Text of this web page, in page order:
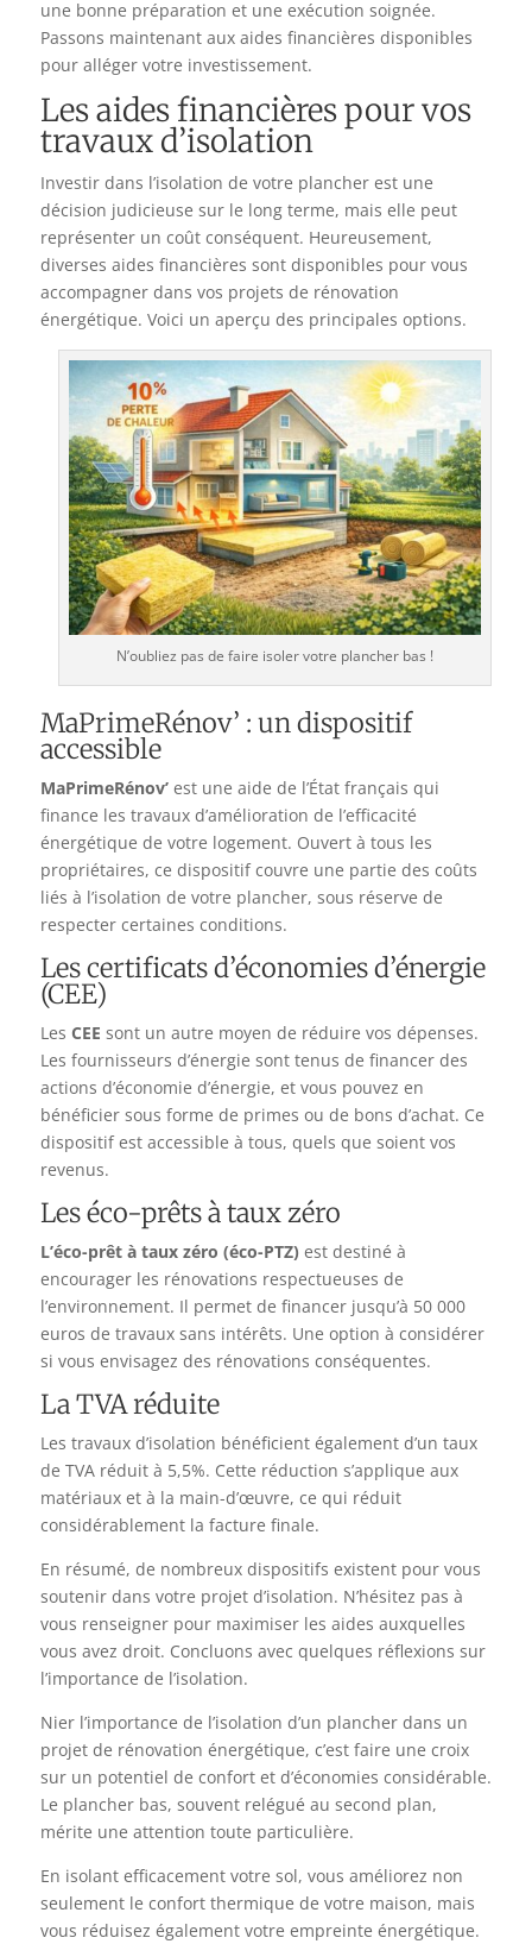
une bonne préparation et une exécution soignée.
Passons maintenant aux aides financières disponibles
pour alléger votre investissement.
Les aides financières pour vos
travaux d’isolation
Investir dans l’isolation de votre plancher est une
décision judicieuse sur le long terme, mais elle peut
représenter un coût conséquent. Heureusement,
diverses aides financières sont disponibles pour vous
accompagner dans vos projets de rénovation
énergétique. Voici un aperçu des principales options.
N’oubliez pas de faire isoler votre plancher bas !
MaPrimeRénov’ : un dispositif
accessible
MaPrimeRénov’est une aide de l’État français qui
finance les travaux d’amélioration de l’efficacité
énergétique de votre logement. Ouvert à tous les
propriétaires, ce dispositif couvre une partie des coûts
liés à l’isolation de votre plancher, sous réserve de
respecter certaines conditions.
Les certificats d’économies d’énergie
(CEE)
Les CEE sont un autre moyen de réduire vos dépenses.
Les fournisseurs d’énergie sont tenus de financer des
actions d’économie d’énergie, et vous pouvez en
bénéficier sous forme de primes ou de bons d’achat. Ce
dispositif est accessible à tous, quels que soient vos
revenus.
Les éco-prêts à taux zéro
L’éco-prêt à taux zéro (éco-PTZ) est destiné à
encourager les rénovations respectueuses de
l’environnement. Il permet de financer jusqu’à 50 000
euros de travaux sans intérêts. Une option à considérer
si vous envisagez des rénovations conséquentes.
La TVA réduite
Les travaux d’isolation bénéficient également d’un taux
de TVA réduit à 5,5%. Cette réduction s’applique aux
matériaux et à la main-d’œuvre, ce qui réduit
considérablement la facture finale.
En résumé, de nombreux dispositifs existent pour vous
soutenir dans votre projet d’isolation. N’hésitez pas à
vous renseigner pour maximiser les aides auxquelles
vous avez droit. Concluons avec quelques réflexions sur
l’importance de l’isolation.
Nier l’importance de l’isolation d’un plancher dans un
projet de rénovation énergétique, c’est faire une croix
sur un potentiel de confort et d’économies considérable.
Le plancher bas, souvent relégué au second plan,
mérite une attention toute particulière.
En isolant efficacement votre sol, vous améliorez non
seulement le confort thermique de votre maison, mais
vous réduisez également votre empreinte énergétique.